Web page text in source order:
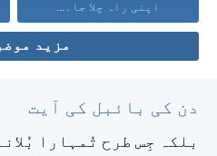
اپنی راہ چلا جا۔...
مزید
دن کی بائبل کی آیت
بلکہ جِس طرح تُمہارا